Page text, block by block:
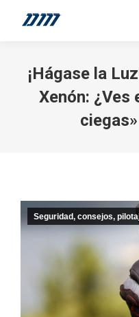
¡Hágase la
Xenón: ¿Ves
Seguridad, consejos,